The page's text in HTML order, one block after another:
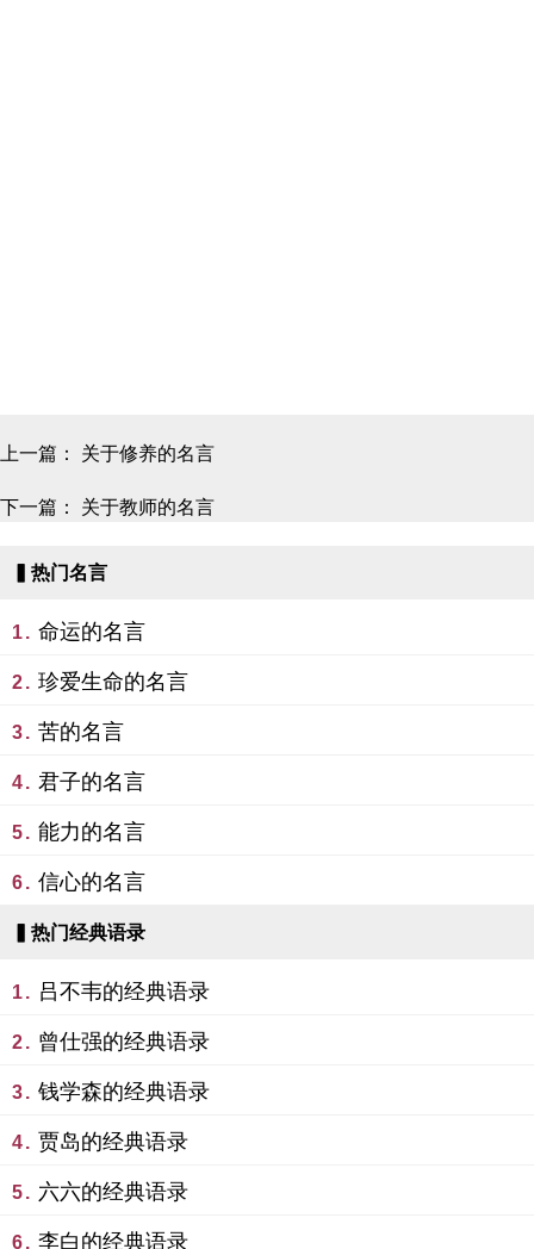
上一篇： 关于修养的名言
下一篇： 关于教师的名言
▍热门名言
1. 命运的名言
2. 珍爱生命的名言
3. 苦的名言
4. 君子的名言
5. 能力的名言
6. 信心的名言
▍热门经典语录
1. 吕不韦的经典语录
2. 曾仕强的经典语录
3. 钱学森的经典语录
4. 贾岛的经典语录
5. 六六的经典语录
6. 李白的经典语录